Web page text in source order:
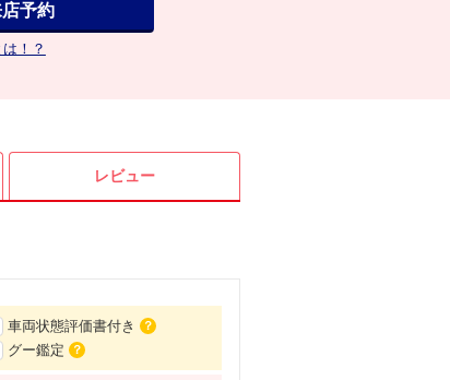
予約
！？
レビュー
車両状態評価書付き ？
グー鑑定 ？